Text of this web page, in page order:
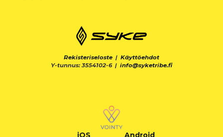
Rekisteriseloste | Käyttöehdot
Y-tunnus: 3554102-6 | info@syketribe.fi
iOS Android